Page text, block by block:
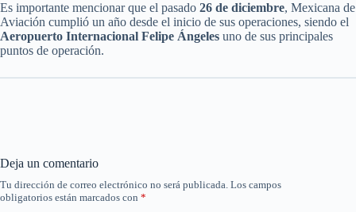
Es importante mencionar que el pasado 26 de diciembre, Mexicana de
Aviación cumplió un año desde el inicio de sus operaciones, siendo el
Aeropuerto Internacional Felipe Ángeles uno de sus principales
puntos de operación.
Deja un comentario
Tu dirección de correo electrónico no será publicada. Los campos
obligatorios están marcados con *